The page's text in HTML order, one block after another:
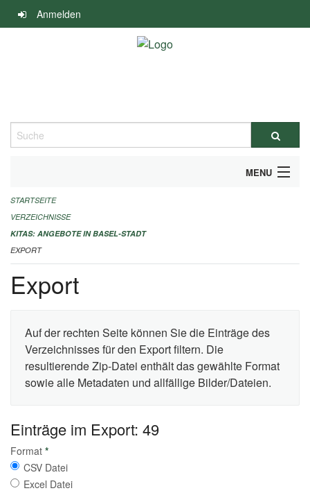
Navigation
überspringen
Anmelden
Suche
MENU
ALLGEMEINE INFORMATIONEN
IMPRESSUM
STARTSEITE
VERZEICHNISSE
KITAS: ANGEBOTE IN BASEL-STADT
EXPORT
Export
Auf der rechten Seite können Sie die Einträge des
Verzeichnisses für den Export filtern. Die
resultierende Zip-Datei enthält das gewählte Format
sowie alle Metadaten und allfällige Bilder/Dateien.
Einträge im Export: 49
Format *
CSV Datei
Excel Datei